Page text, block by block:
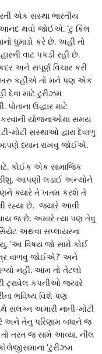
એક સસ્થા ભારતીય
થવો જોઈએ. ‘ટુ કિલ
ધુમાડો કરે છે. અહીં તો
વાટ પકડી રહી છે.
અને સપૂર્ણ વિચાર કરી
કહીએ તો મને પણ એક
માટે ટુરીઝમ
ઉદ્ધાર માટે
યોજનાઓમા સમય
સસ્થાઓ દ્વારા દેવાળુ
ધ્યાન રાખવુ જોઈએ.
કોઈક એક સામાજિક
આપણી લડાઈ અન્યોને
ક્યારે તે ખતમ કરશે તે
રહ્યા છે. જ્યારે આવી
જ છે. અમારે ત્યા પણ તેવુ
અથવા સપ્લાયરના
‘આ વિષય જો સામે કોઈ
વાળવુ જોઈએ?’ અને
નહીં. આમ તો તેટલો
કપનીઓ જ્યારે
ભવિષ્ય વિશે પણ
અમારી નાની-મોટી
અને તેનુ પરિણામ બધાને જ
તરત જ સામે આવ્યા. નીલ
‘ટુરીઝમ